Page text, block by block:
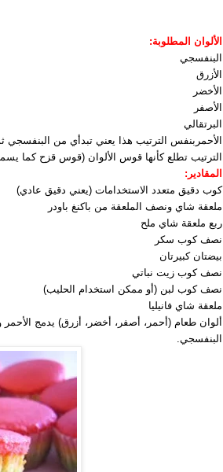
الألوان المطلوبة:
البنفسجي
الأزرق
الأخضر
الأصفر
البرتقالي
الأحمر بنفس الترتيب هذا يعني تبدأي من البنفسجي
الترتيب تطلع كأنها قوس الألوان (قوس قزح كما
المقادير:
كوب دقيق متعدد الاستخدامات (يعني دقيق عادي)
ملعقة شاي ونصف الملعقة من باكنغ باودر
ربع ملعقة شاي ملح
نصف كوب سكر
بيضتان كبيرتان
نصف كوب زيت نباتي
نصف كوب لبن (أو ممكن استخدام الحليب)
ملعقة شاي فانيليا
ألوان طعام (أحمر، أصفر، أخضر، أزرق) يدمج
البنفسجي.